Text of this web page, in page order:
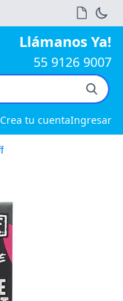
Llámanos Ya!
55 9126 9007
Crea tu cuentaIngresar